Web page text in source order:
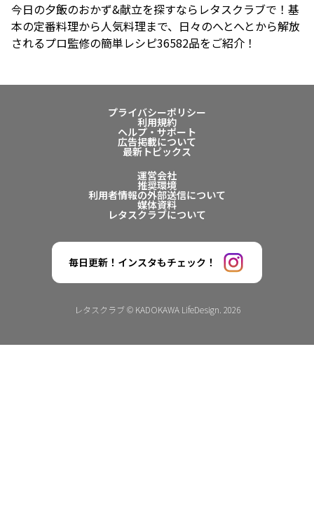
今日の夕飯のおかず&献立を探すならレタスクラブで！基
本の定番料理から人気料理まで、日々のへとへとから解放
されるプロ監修の簡単レシピ36582品をご紹介！
プライバシーポリシー
利用規約
ヘルプ・サポート
広告掲載について
最新トピックス
運営会社
推奨環境
利用者情報の外部送信について
媒体資料
レタスクラブについて
毎日更新！インスタもチェック！
レタスクラブ © KADOKAWA LifeDesign. 2026